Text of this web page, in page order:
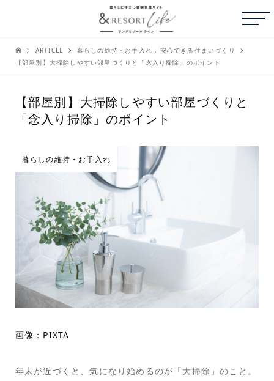
ARTICLE 暮らしの維持・お手入れ , 安心できる住まいづくり
【部屋別】大掃除しやすい部屋づくりと「念入り掃除」のポイント
【部屋別】大掃除しやすい部屋づくりと
「念入り掃除」のポイント
暮らしの維持・お手入れ
画像：PIXTA
年末が近づくと、気になり始めるのが「大掃除」のこと。